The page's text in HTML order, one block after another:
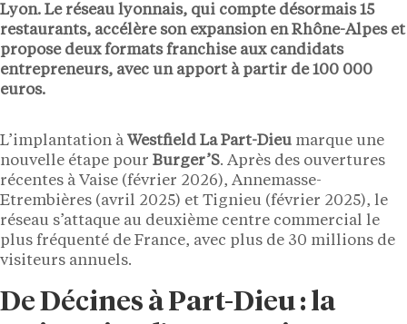
Lyon. Le réseau lyonnais, qui compte désormais15
restaurants, accélère son expansion en Rhône-Alpes et
propose deux formats franchise aux candidats
entrepreneurs, avec un apport à partir de100 000
euros.
L’implantation à Westfield La Part-Dieu marque une
nouvelle étape pour Burger’S. Après des ouvertures
récentes à Vaise (février 2026), Annemasse-
Etrembières (avril 2025) et Tignieu (février 2025), le
réseau s’attaque au deuxième centre commercial le
plus fréquenté de France, avec plus de 30 millions de
visiteurs annuels.
De Décines à Part-Dieu : la